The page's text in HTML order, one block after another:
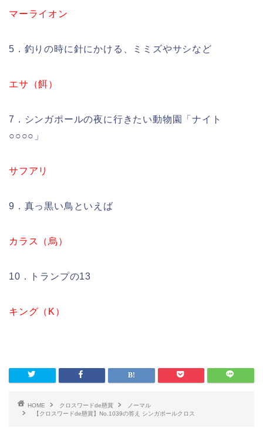
マーライオン
5．釣りの時に針にかける、ミミズやサシなど
エサ（餌）
7．シンガポールの夜に行きたい動物園「ナイト
○○○○」
サフアリ
9．真っ黒い鳥といえば
カラス（烏）
10．トランプの13
キング（K）
HOME クロスワードde懸賞
ノーマル
【クロスワードde懸賞】No.1039の答え シンガポールクロス